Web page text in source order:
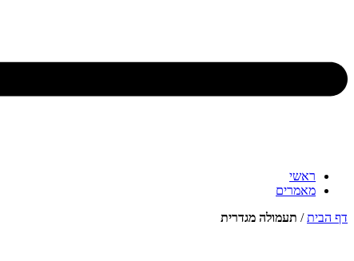
ראשי
מאמרים
דף הבית/ תעמולה מגדרית